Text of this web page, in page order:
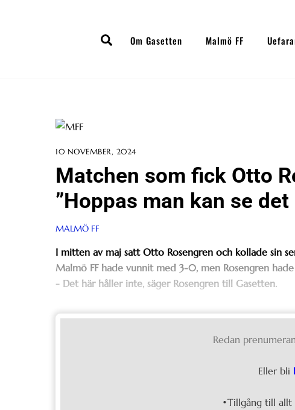
SearchOm Gasetten Malmö FF
10 NOVEMBER, 2024
Matchen som fick Otto
”Hoppas man kan se
MALMÖ FF
I mitten av maj satt Otto Rosengren och kollade sin
Malmö FF hade vunnit med 3-0, men Rosengren
- Det här håller inte, säger Rosengren till Gasetten.
Redan
Eller bli
•Tillgång till allt